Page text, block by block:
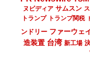
ヌビディア サムスン
トランプ
トランプ関税
ンドリー ファーウェ
造装置 台湾 新工場